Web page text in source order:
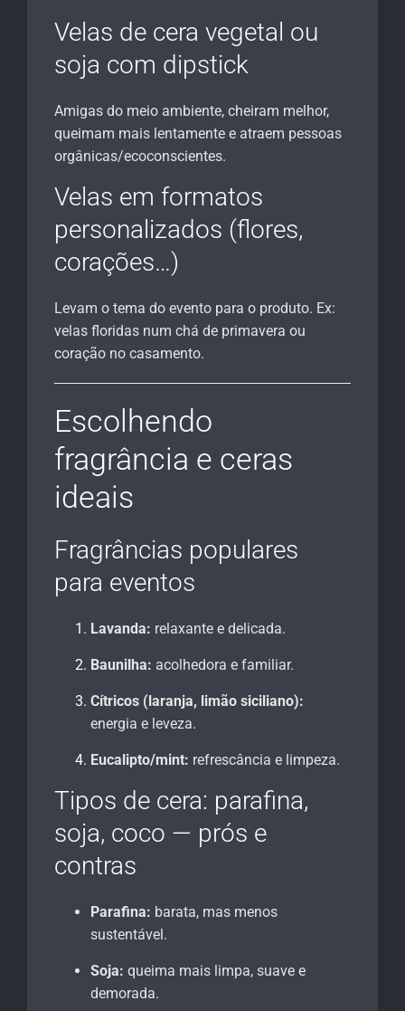
Velas de cera vegetal ou
soja com dipstick
Amigas do meio ambiente, cheiram melhor,
queimam mais lentamente e atraem pessoas
orgânicas/ecoconscientes.
Velas em formatos
personalizados (flores,
corações…)
Levam o tema do evento para o produto. Ex:
velas floridas num chá de primavera ou
coração no casamento.
Escolhendo
fragrância e ceras
ideais
Fragrâncias populares
para eventos
Lavanda: relaxante e delicada.
Baunilha: acolhedora e familiar.
Cítricos (laranja, limão siciliano):
energia e leveza.
Eucalipto/mint: refrescância e limpeza.
Tipos de cera: parafina,
soja, coco — prós e
contras
Parafina: barata, mas menos
sustentável.
Soja: queima mais limpa, suave e
demorada.